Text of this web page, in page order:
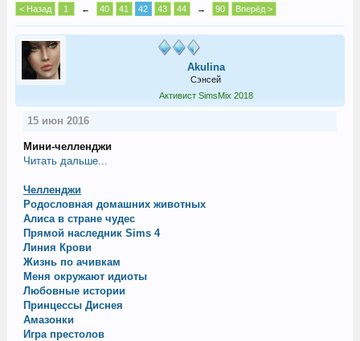
< Назад 1 ← 40 41 42 43 44 → 90 Вперёд >
Akulina
Сэнсей
Активист SimsMix 2018
15 июн 2016
Мини-челленджи
Читать дальше...
Челленджи
Родословная домашних животных
Алиса в стране чудес
Прямой наследник Sims 4
Линия Крови
Жизнь по ачивкам
Меня окружают идиоты
Любовные истории
Принцессы Диснея
Амазонки
Игра престолов